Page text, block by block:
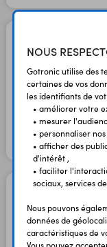
NOUS
Gotronic utilise des
certaines de vos
les identifiants de
• améliorer votre
• mesurer
• personnaliser
• afficher des
d'intérêt ,
• faciliter
sociaux, services
Nous pouvons
données de
caractéristiques de